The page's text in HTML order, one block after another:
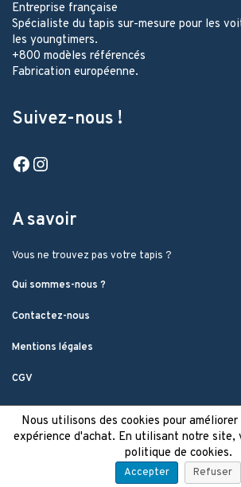
Entreprise française
Spécialiste du tapis sur-mesure pour les
les youngtimers.
+800 modèles référencés
Fabrication européenne.
Suivez-nous !
Facebook
A savoir
Vous ne trouvez pas votre tapis ?
Qui sommes-nous ?
Contactez-nous
Mentions légales
CGV
Nous utilisons des cookies pour
expérience d'achat. En utilisant notre site,
politique de cookies.
Accepter Refuser